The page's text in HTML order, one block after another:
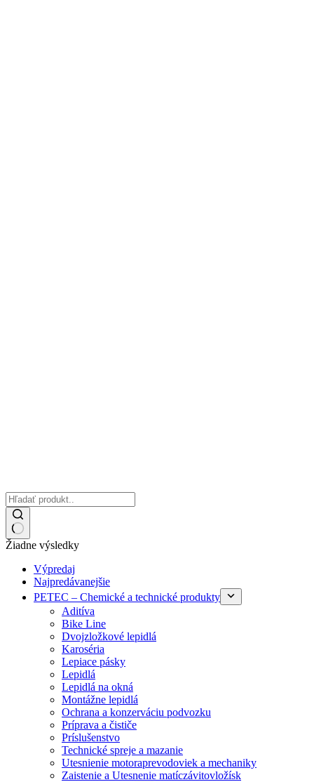
Žiadne výsledky
Výpredaj
Najpredávanejšie
PETEC – Chemické a technické produkty
Aditíva
Bike Line
Dvojzložkové lepidlá
Karoséria
Lepiace pásky
Lepidlá
Lepidlá na okná
Montážne lepidlá
Ochrana a konzerváciu podvozku
Príprava a čističe
Príslušenstvo
Technické spreje a mazanie
Utesnienie motoraprevodoviek a mechaniky
Zaistenie a Utesnenie matíczávitovložísk